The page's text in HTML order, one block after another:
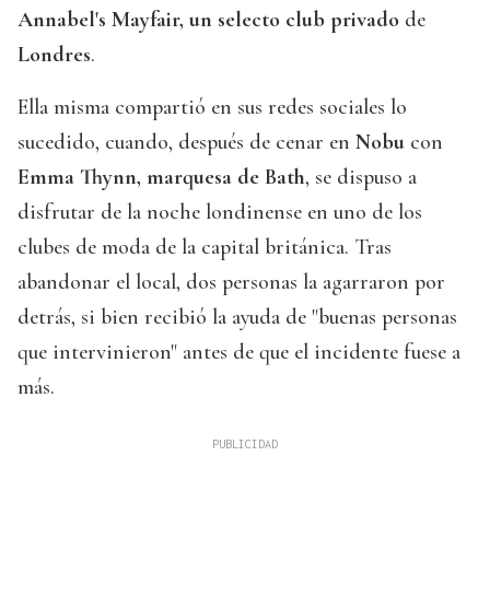
Annabel's Mayfair, un selecto club privado de
Londres.
Ella misma compartió en sus redes sociales lo
sucedido, cuando, después de cenar en Nobu con
Emma Thynn, marquesa de Bath, se dispuso a
disfrutar de la noche londinense en uno de los
clubes de moda de la capital británica. Tras
abandonar el local, dos personas la agarraron por
detrás, si bien recibió la ayuda de "buenas personas
que intervinieron" antes de que el incidente fuese a
más.